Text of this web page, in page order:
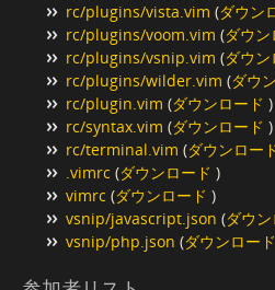
rc/plugins/vista.vim (ダウン
rc/plugins/voom.vim (ダウン
rc/plugins/vsnip.vim (ダウン
rc/plugins/wilder.vim (ダウ
rc/plugin.vim (ダウンロード )
rc/syntax.vim (ダウンロード )
rc/terminal.vim (ダウンロー
.vimrc (ダウンロード )
vimrc (ダウンロード )
vsnip/javascript.json (ダウ
vsnip/php.json (ダウンロード